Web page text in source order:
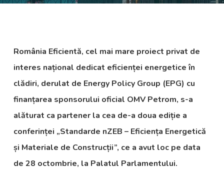
România Eficientă, cel mai mare proiect privat de
interes național dedicat eficienței energetice în
clădiri, derulat de Energy Policy Group (EPG) cu
finanțarea sponsorului oficial OMV Petrom, s-a
alăturat ca partener la cea de-a doua ediție a
conferinței „Standarde nZEB – Eficiența Energetică
și Materiale de Construcții”, ce a avut loc pe data
de 28 octombrie, la Palatul Parlamentului.